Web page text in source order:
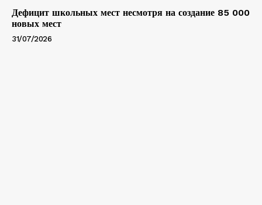
Дефицит школьных мест несмотря на создание 85 000
новых мест
31/07/2026